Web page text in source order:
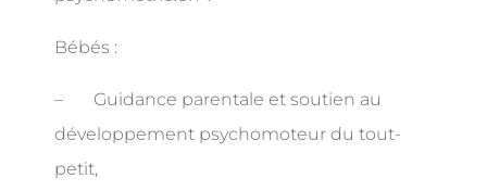
Bébés :
– Guidance parentale et soutien au
développement psychomoteur du tout-
petit,